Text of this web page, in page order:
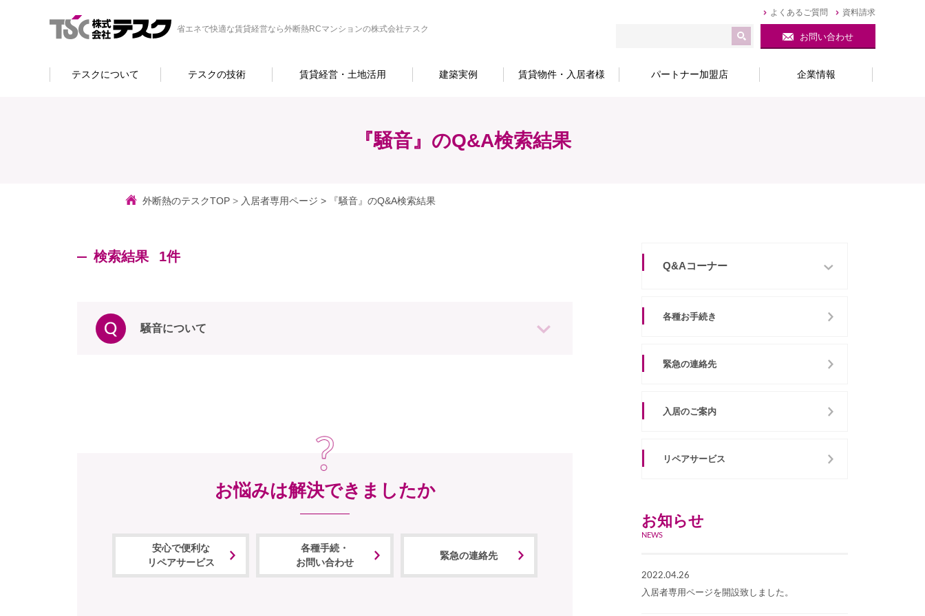
省エネで快適な賃貸経営なら外断熱RCマンションの株式会社テスク
資料請求
よくあるご質問
お問い合わせ
テスクについて テスクの技術 賃貸経営・土地活用 建築実例 賃貸物件・入居者様 パートナー加盟店 企業情報
『騒音』のQ&A検索結果
外断熱のテスクTOP > 入居者専用ページ > 『騒音』のQ&A検索結果
Q&Aコーナー
各種お手続き
緊急の連絡先
入居のご案内
リペアサービス
お知らせ
NEWS
2022.04.26
入居者専用ページを開設致しました。
検索結果 1件
騒音について
お悩みは解決できましたか
安心で便利な
リペアサービス
各種手続・
お問い合わせ
緊急の連絡先